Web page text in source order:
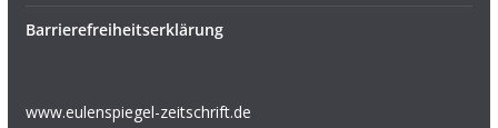
Barrierefreiheitserklärung
www.eulenspiegel-zeitschrift.de